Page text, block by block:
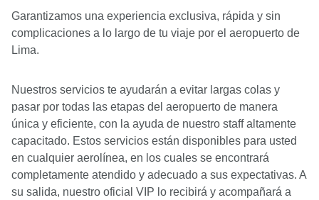
Garantizamos una experiencia exclusiva, rápida y sin
complicaciones a lo largo de tu viaje por el aeropuerto de
Lima.
Nuestros servicios te ayudarán a evitar largas colas y
pasar por todas las etapas del aeropuerto de manera
única y eficiente, con la ayuda de nuestro staff altamente
capacitado. Estos servicios están disponibles para usted
en cualquier aerolínea, en los cuales se encontrará
completamente atendido y adecuado a sus expectativas. A
su salida, nuestro oficial VIP lo recibirá y acompañará a